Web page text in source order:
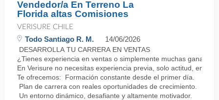
Vendedor/a En Terreno La
Florida altas Comisiones
VERISURE CHILE
Todo Santiago R. M. 14/06/2026
DESARROLLA TU CARRERA EN VENTAS
¿Tienes experiencia en ventas o simplemente muchas ganas
En Verisure no necesitas experiencia previa, solo actitud,
Te ofrecemos: Formación constante desde el primer día.
Plan de carrera con reales oportunidades de crecimiento.
Un entorno dinámico, desafiante y altamente motivador.